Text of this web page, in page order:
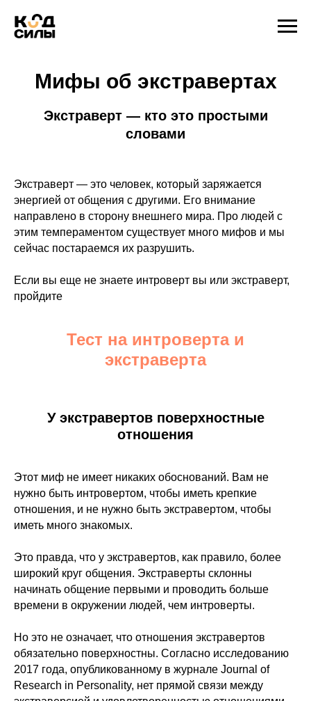
Мифы об экстравертах
Экстраверт — кто это простыми
словами
Экстраверт — это человек, который заряжается
энергией от общения с другими. Его внимание
направлено в сторону внешнего мира. Про людей с
этим темпераментом существует много мифов и мы
сейчас постараемся их разрушить.
Если вы еще не знаете интроверт вы или экстраверт,
пройдите
Тест на интроверта и
экстраверта
У экстравертов поверхностные
отношения
Этот миф не имеет никаких обоснований. Вам не
нужно быть интровертом, чтобы иметь крепкие
отношения, и не нужно быть экстравертом, чтобы
иметь много знакомых.
Это правда, что у экстравертов, как правило, более
широкий круг общения. Экстраверты склонны
начинать общение первыми и проводить больше
времени в окружении людей, чем интроверты.
Но это не означает, что отношения экстравертов
обязательно поверхностны. Согласно исследованию
2017 года, опубликованному в журнале Journal of
Research in Personality, нет прямой связи между